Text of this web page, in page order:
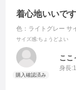
着心地いいです
色：ライトグレー サ
サイズ感:ちょうどよい
ここ
身長: